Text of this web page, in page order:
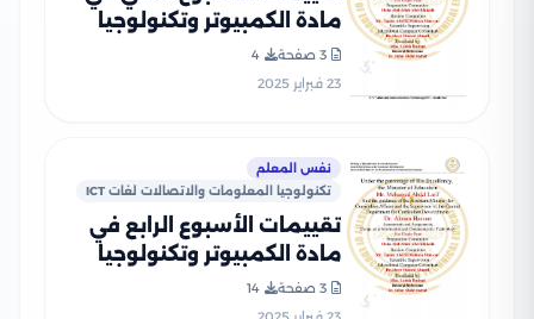
مادة الكمبيوتر وتكنولوجيا
الرابع الإبتدائي الترم الثاني
3 صفحة
4
23 فبراير 2025
نفس المعلم
تكنولوجيا المعلومات والاتصالات لغات ICT
تقييمات الأسبوع الرابع في
مادة الكمبيوتر وتكنولوجيا
الرابع الإبتدائي الترم الثاني
3 صفحة
14